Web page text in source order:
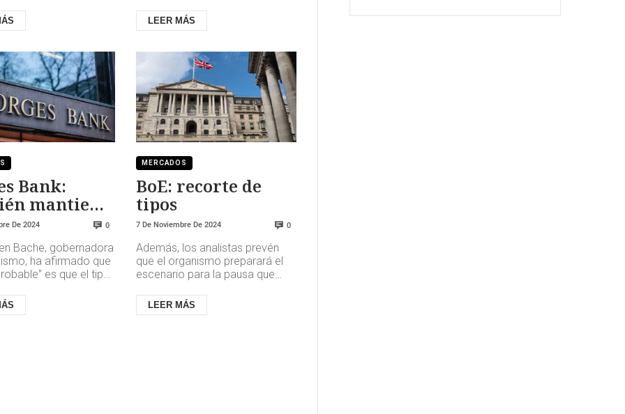
de...
acerera suben más de un 5% en
bol...
LEER MÁS
Bank:
mantiene
De 2024 0
Bache, gobernadora
ha afirmado que
es que el tipo
hasta fi...
MERCADOS
BoE: recorte de
tipos
7 De Noviembre De 2024 0
Además, los analistas prevén
que el organismo preparará el
escenario para la pausa que
decisión de mantenerse restr...
LEER MÁS